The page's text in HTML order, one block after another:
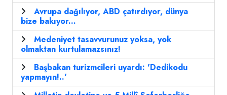
Avrupa dağılıyor, ABD çatırdıyor, dünya
bize bakıyor...
Medeniyet tasavvurunuz yoksa, yok
olmaktan kurtulamazsınız!
Başbakan turizmcileri uyardı: 'Dedikodu
yapmayın!..'